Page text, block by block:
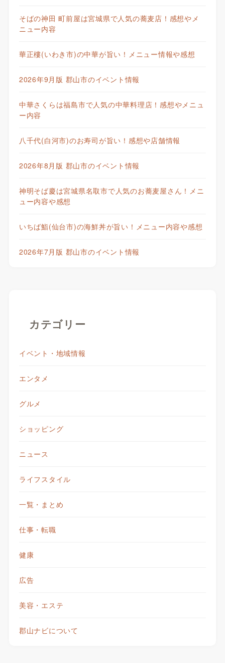
そばの神田 町前屋は宮城県で人気の蕎麦店！感想やメ
ニュー内容
華正樓(いわき市)の中華が旨い！メニュー情報や感想
2026年9月版 郡山市のイベント情報
中華さくらは福島市で人気の中華料理店！感想やメニュ
ー内容
八千代(白河市)のお寿司が旨い！感想や店舗情報
2026年8月版 郡山市のイベント情報
神明そば慶は宮城県名取市で人気のお蕎麦屋さん！メニ
ュー内容や感想
いちば鮨(仙台市)の海鮮丼が旨い！メニュー内容や感想
2026年7月版 郡山市のイベント情報
カテゴリー
イベント・地域情報
エンタメ
グルメ
ショッピング
ニュース
ライフスタイル
一覧・まとめ
仕事・転職
健康
広告
美容・エステ
郡山ナビについて